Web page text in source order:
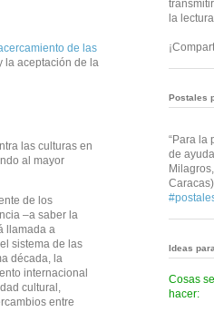
de las
la aceptación de la
las culturas en
al mayor
de los
–a saber la
llamada a
sistema de las
década, la
internacional
cultural,
entre
la
Postales
“Para la
de
Caracas)
Ideas
Cosas
hacer: